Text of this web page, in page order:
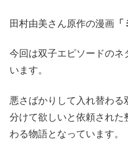
田村由美さん原作の漫画
今回は双子エピソードのネ
います。
悪さばかりして入れ替わる
分けて欲しいと依頼された
わる物語となっています。